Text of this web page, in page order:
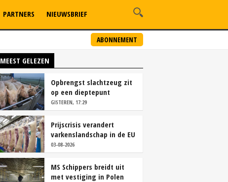
ABONNEMENT
PARTNERS NIEUWSBRIEF
MEEST GELEZEN
Opbrengst slachtzeug zit
op een dieptepunt
GISTEREN, 17:29
Prijscrisis verandert
varkenslandschap in de EU
rap
03-08-2026
MS Schippers breidt uit
met vestiging in Polen